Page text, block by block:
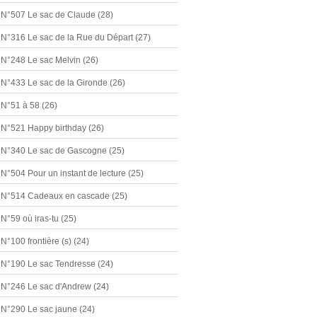
N°507 Le sac de Claude (28)
N°316 Le sac de la Rue du Départ(27)
N°248 Le sac Melvin (26)
N°433 Le sac de la Gironde (26)
N°51 à 58 (26)
N°521 Happy birthday (26)
N°340 Le sac de Gascogne (25)
N°504 Pour un instant de lecture (25)
N°514 Cadeaux en cascade (25)
N°59 où iras-tu (25)
N°100 frontière (s) (24)
N°190 Le sac Tendresse (24)
N°246 Le sac d'Andrew (24)
N°290 Le sac jaune (24)